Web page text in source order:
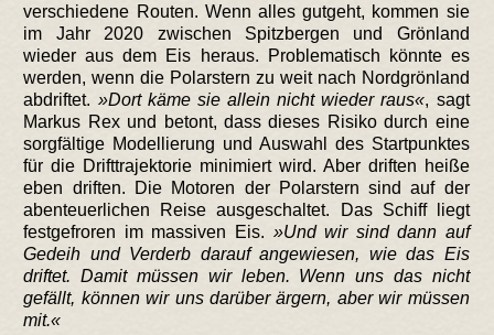
verschiedene Routen. Wenn alles gutgeht, kommen sie
im Jahr 2020 zwischen Spitzbergen und Grönland
wieder aus dem Eis heraus. Problematisch könnte es
werden, wenn die Polarstern zu weit nach Nordgrönland
abdriftet.
Dort käme sie allein nicht wieder raus , sagt
Markus Rex und betont, dass dieses Risiko durch eine
sorgfältige Modellierung und Auswahl des Startpunktes
für die Drifttrajektorie minimiert wird. Aber driften heiße
eben driften. Die Motoren der Polarstern sind auf der
abenteuerlichen Reise ausgeschaltet. Das Schiff liegt
festgefroren im massiven Eis.
Und wir sind dann auf
Gedeih und Verderb darauf angewiesen, wie das Eis
driftet. Damit müssen wir leben. Wenn uns das nicht
gefällt, können wir uns darüber ärgern, aber wir müssen
mit.